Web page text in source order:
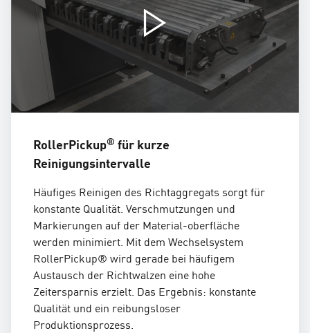
RollerPickup® für kurze
Reinigungsintervalle
Häufiges Reinigen des Richtaggregats sorgt für
konstante Qualität. Verschmutzungen und
Markierungen auf der Material-oberfläche
werden minimiert. Mit dem Wechselsystem
RollerPickup® wird gerade bei häufigem
Austausch der Richtwalzen eine hohe
Zeitersparnis erzielt. Das Ergebnis: konstante
Qualität und ein reibungsloser
Produktionsprozess.